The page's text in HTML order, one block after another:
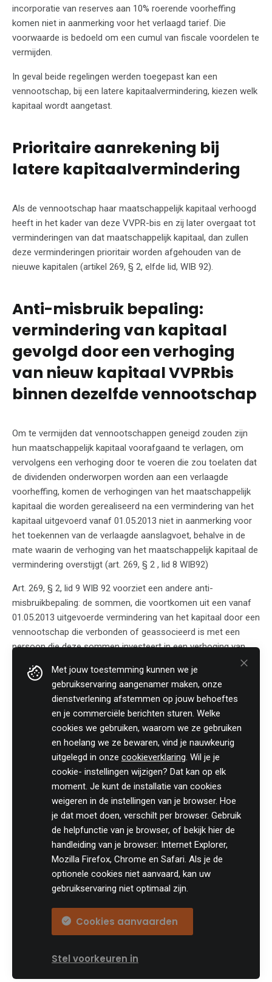
Met jouw toestemming kunnen we je
gebruikservaring aangenamer maken, onze
dienstverlening afstemmen op jouw behoeftes
en je commerciële berichten sturen. Welke
cookies we gebruiken, waarom we ze gebruiken
en hoelang we ze bewaren, vind je nauwkeurig
uitgelegd in onze cookieverklaring. Wil je je
cookie- instellingen wijzigen? Dat kan op elk
moment. Je kunt de installatie van cookies
weigeren in de instellingen van je browser. Hoe
je dat moet doen, verschilt per browser. Gebruik
de helpfunctie van je browser, of bekijk hier de
handleiding van je browser: Internet Explorer,
Mozilla Firefox, Chrome en Safari. Als je de
optionele cookies niet aanvaard, kan uw
gebruikservaring niet optimaal zijn.
Cookies aanvaarden
Stel voorkeuren in
incorporatie van reserves aan 10% roerende voorheffing
komen niet in aanmerking voor het verlaagd tarief. Die
voorwaarde is bedoeld om een cumul van fiscale voordelen te
vermijden.
In geval beide regelingen werden toegepast kan een
vennootschap, bij een latere kapitaalvermindering, kiezen welk
kapitaal wordt aangetast.
Prioritaire aanrekening bij
latere kapitaalvermindering
Als de vennootschap haar maatschappelijk kapitaal verhoogd
heeft in het kader van deze VVPR-bis en zij later overgaat tot
verminderingen van dat maatschappelijk kapitaal, dan zullen
deze verminderingen prioritair worden afgehouden van de
nieuwe kapitalen (artikel 269, § 2, elfde lid, WIB 92).
Anti-misbruik bepaling:
vermindering van kapitaal
gevolgd door een verhoging
van nieuw kapitaal VVPRbis
binnen dezelfde vennootschap
Om te vermijden dat vennootschappen geneigd zouden zijn
hun maatschappelijk kapitaal voorafgaand te verlagen, om
vervolgens een verhoging door te voeren die zou toelaten dat
de dividenden onderworpen worden aan een verlaagde
voorheffing, komen de verhogingen van het maatschappelijk
kapitaal die worden gerealiseerd na een vermindering van het
kapitaal uitgevoerd vanaf 01.05.2013 niet in aanmerking voor
het toekennen van de verlaagde aanslagvoet, behalve in de
mate waarin de verhoging van het maatschappelijk kapitaal de
vermindering overstijgt (art. 269, § 2 , lid 8 WIB92)
Art. 269, § 2, lid 9 WIB 92 voorziet een andere anti-
misbruikbepaling: de sommen, die voortkomen uit een vanaf
01.05.2013 uitgevoerde vermindering van het kapitaal door een
vennootschap die verbonden of geassocieerd is met een
persoon die deze sommen investeert in een verhoging van
vennootschap, worden buiten beschouwing gelaten voor de
toekenning van de verlaagde aanslagvoet van de roerende
voorheffing.
Besluit
Voor vennootschappen die geen onmiddellijke liquidatie
hebben gepland en die voldoen aan de voorwaarden van de
VVPR-bis regeling, is het aantrekken van VVPR-kapitaal
interessant. Eens men door de vierjarige wachtperiode heen
is, kan de vennootschap ieder jaar een dividend geven aan de
aandeelhouders van VVPR-bis aandelen tegen het gunsttarief
van 15% roerende voorheffing. Via een tussentijds dividend
kan men de toepassing van de 15% RV zelf vervroegen.
beter de liquidatiereserves aan, ook al komt men in
VVPRbis regime worden liquidatieboni belast aan 30%